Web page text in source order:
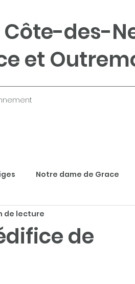
des-
et
Notre dame de Grace
de
de lecture